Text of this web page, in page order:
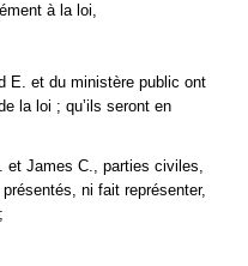
à la loi,
E. et du ministère public ont
la loi ; qu’ils seront en
et James C., parties civiles,
ni fait représenter,